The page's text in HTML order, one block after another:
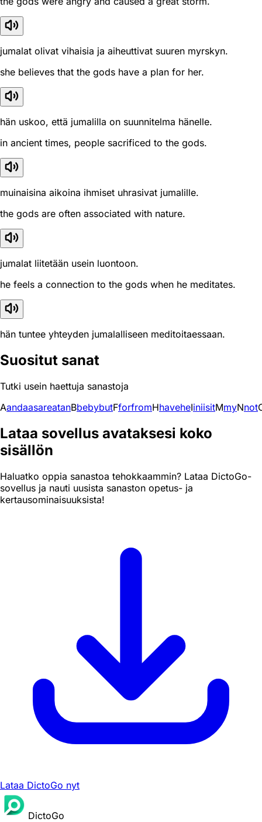
jumalat olivat vihaisia ja aiheuttivat suuren myrskyn.
she believes that the gods have a plan for her.
hän uskoo, että jumalilla on suunnitelma hänelle.
in ancient times, people sacrificed to the gods.
muinaisina aikoina ihmiset uhrasivat jumalille.
the gods are often associated with nature.
jumalat liitetään usein luontoon.
he feels a connection to the gods when he meditates.
hän tuntee yhteyden jumalalliseen meditoitaessaan.
Suositut sanat
Tutki usein haettuja sanastoja
AandaasareatanBbebybutFforfromHhaveheIiniisitMmyNnot
Lataa sovellus avataksesi koko
sisällön
Haluatko oppia sanastoa tehokkaammin? Lataa DictoGo-
sovellus ja nauti uusista sanaston opetus- ja
kertausominaisuuksista!
Lataa DictoGo nyt
DictoGo